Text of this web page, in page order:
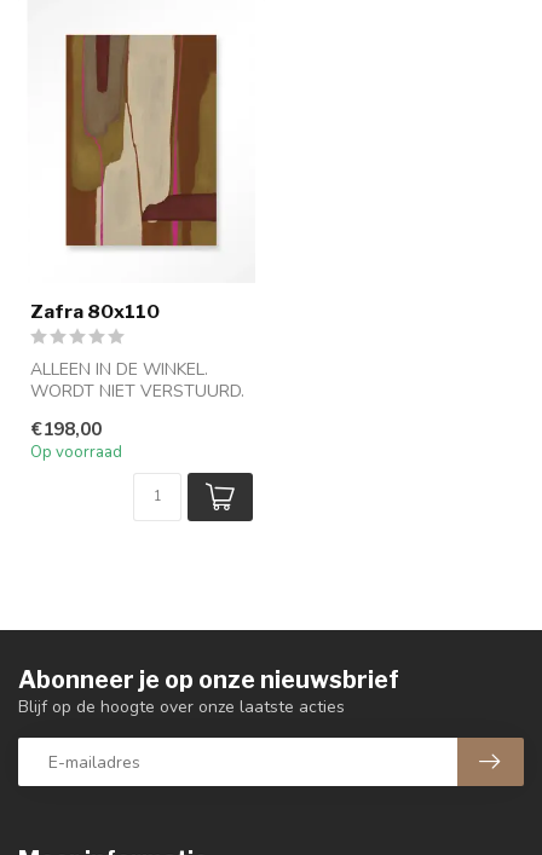
Zafra 80x110
ALLEEN IN DE WINKEL.
WORDT NIET VERSTUURD.
€198,00
Op voorraad
Abonneer je op onze nieuwsbrief
Blijf op de hoogte over onze laatste acties